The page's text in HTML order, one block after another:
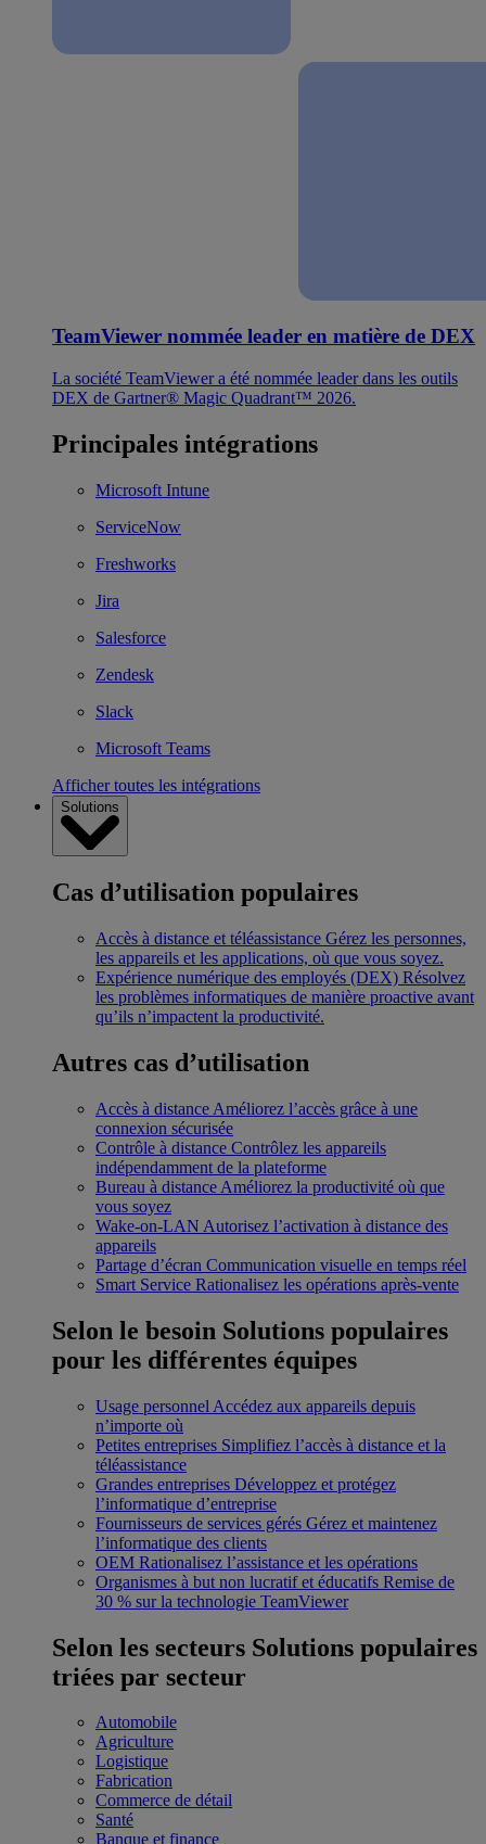
TeamViewer nommée leader en matière de DEX
La société TeamViewer a été nommée leader dans les outils
DEX de Gartner® Magic Quadrant™ 2026.
Principales intégrations
Microsoft Intune
ServiceNow
Freshworks
Jira
Salesforce
Zendesk
Slack
Microsoft Teams
Afficher toutes les intégrations
Solutions
Cas d’utilisation populaires
Accès à distance et téléassistance Gérez les personnes,
les appareils et les applications, où que vous soyez.
Expérience numérique des employés (DEX) Résolvez
les problèmes informatiques de manière proactive avant
qu’ils n’impactent la productivité.
Autres cas d’utilisation
Accès à distance Améliorez l’accès grâce à une
connexion sécurisée
Contrôle à distance Contrôlez les appareils
indépendamment de la plateforme
Bureau à distance Améliorez la productivité où que
vous soyez
Wake-on-LAN Autorisez l’activation à distance des
appareils
Partage d’écran Communication visuelle en temps réel
Smart Service Rationalisez les opérations après-vente
Selon le besoin Solutions populaires
pour les différentes équipes
Usage personnel Accédez aux appareils depuis
n’importe où
Petites entreprises Simplifiez l’accès à distance et la
téléassistance
Grandes entreprises Développez et protégez
l’informatique d’entreprise
Fournisseurs de services gérés Gérez et maintenez
l’informatique des clients
OEM Rationalisez l’assistance et les opérations
Organismes à but non lucratif et éducatifs Remise de
30 % sur la technologie TeamViewer
Selon les secteurs Solutions populaires
triées par secteur
Automobile
Agriculture
Logistique
Fabrication
Commerce de détail
Santé
Banque et finance